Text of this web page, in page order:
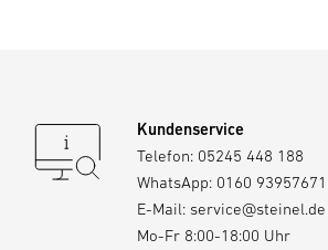
Kundenservice
Telefon: 05245 448 188
WhatsApp: 0160 93957671
E-Mail: service@steinel.de
Mo-Fr 8:00-18:00 Uhr